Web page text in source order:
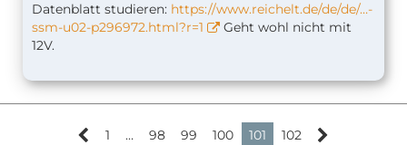
Datenblatt studieren: https://www.reichelt.de/de/de/…-
ssm-u02-p296972.html?r=1
Geht wohl nicht mit
12V.
1 … 98 99 100 101 102